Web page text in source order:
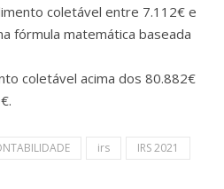
coletável entre 7.112€ e
fórmula matemática baseada
coletável acima dos 80.882€
irs
IRS 2021